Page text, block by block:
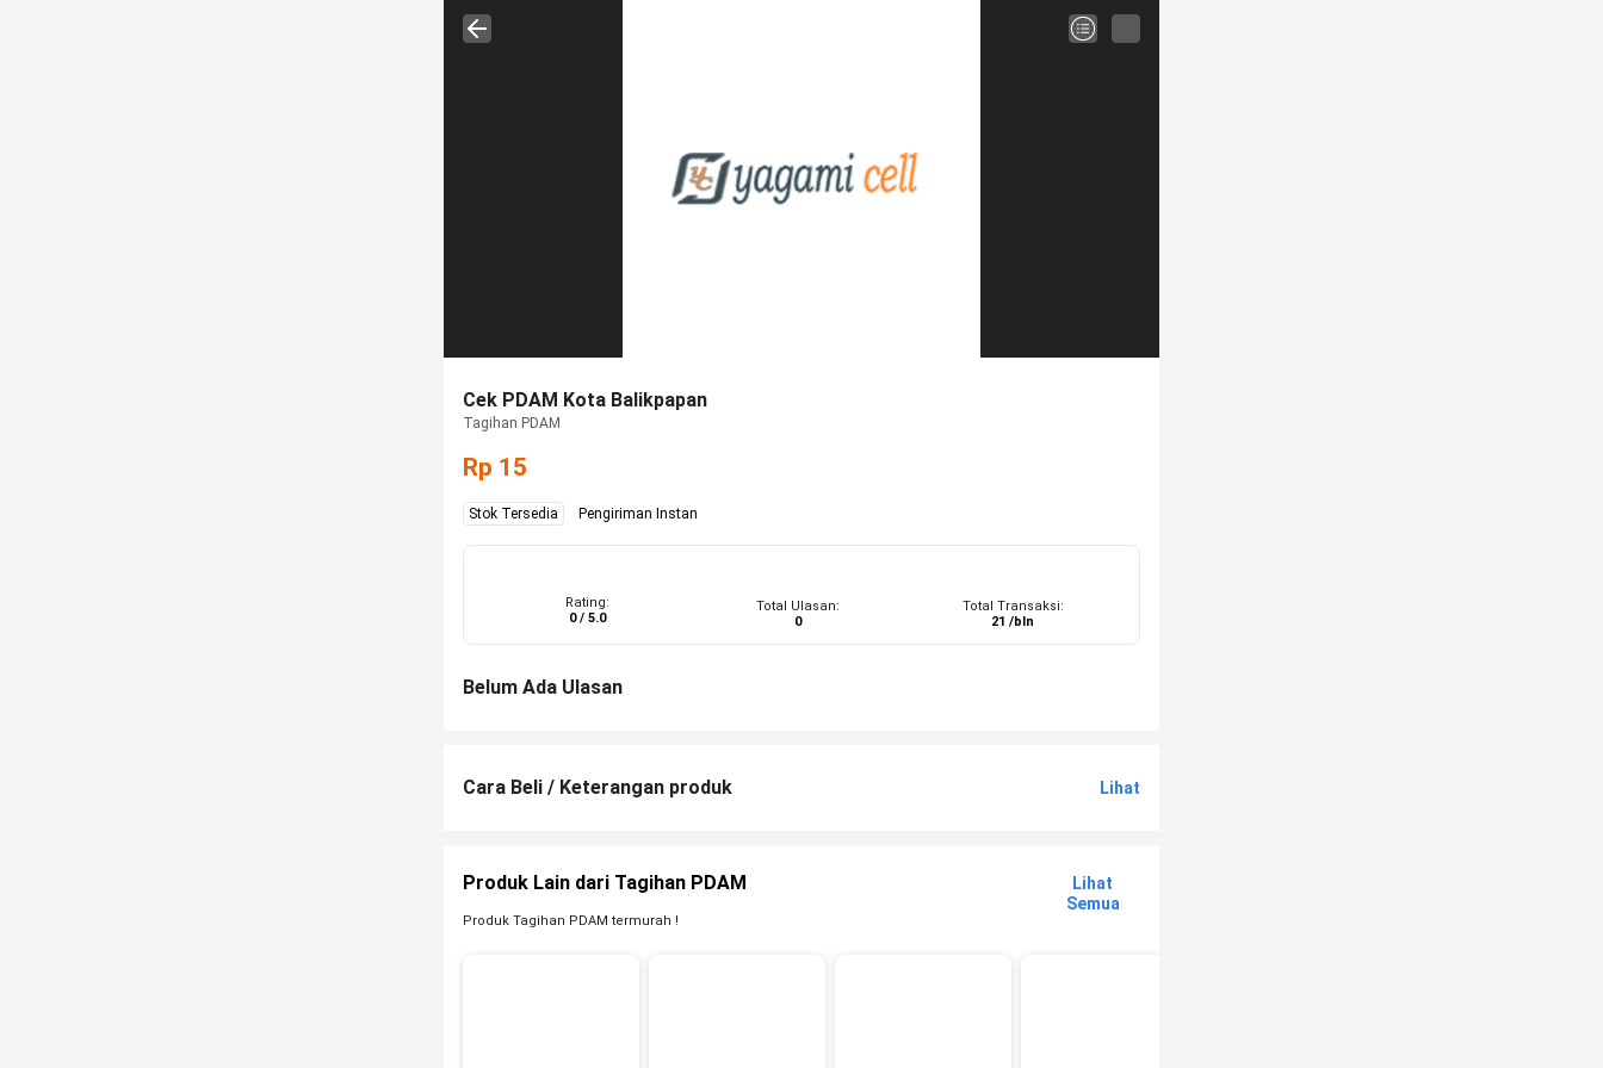
Cek PDAM Kota Balikpapan
Tagihan PDAM
Rp 15
Stok Tersedia Pengiriman Instan
Rating:
0 / 5.0
Total Ulasan:
0
Total Transaksi:
21 /bln
Belum Ada Ulasan
Cara Beli / Keterangan produk Lihat
Produk Lain dari Tagihan PDAM
Lihat
Semua
Produk Tagihan PDAM termurah !